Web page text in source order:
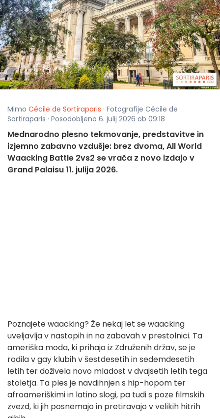
Mimo Cécile de Sortiraparis · Fotografije Cécile de
Sortiraparis · Posodobljeno 6. julij 2026 ob 09:18
Mednarodno plesno tekmovanje, predstavitve in
izjemno zabavno vzdušje: brez dvoma, All World
Waacking Battle 2vs2 se vrača z novo izdajo v
Grand Palaisu 11. julija 2026.
Poznajete waacking? Že nekaj let se waacking
uveljavlja v nastopih in na zabavah v prestolnici. Ta
ameriška moda, ki prihaja iz Združenih držav, se je
rodila v gay klubih v šestdesetih in sedemdesetih
letih ter doživela novo mladost v dvajsetih letih tega
stoletja. Ta ples je navdihnjen s hip-hopom ter
afroameriškimi in latino slogi, pa tudi s poze filmskih
zvezd, ki jih posnemajo in pretiravajo v velikih hitrih